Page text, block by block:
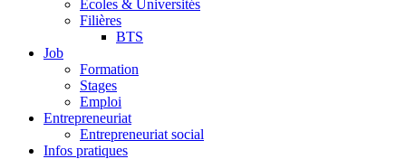
Ecoles & Universités
Filières
BTS
Job
Formation
Stages
Emploi
Entrepreneuriat
Entrepreneuriat social
Infos pratiques